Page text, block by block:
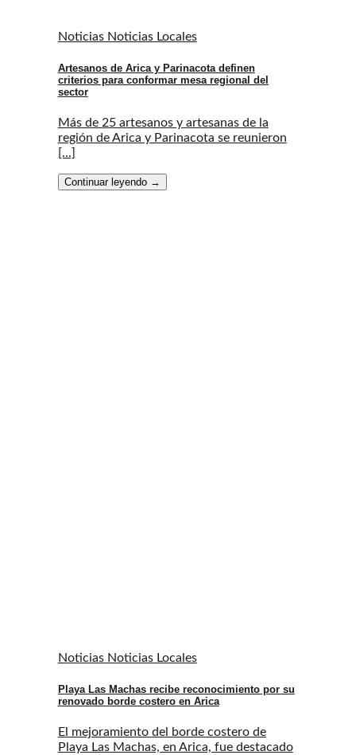
Noticias Noticias Locales
Artesanos de Arica y Parinacota definen
criterios para conformar mesa regional del
sector
Más de 25 artesanos y artesanas de la
región de Arica y Parinacota se reunieron
[...]
Continuar leyendo →
Noticias Noticias Locales
Playa Las Machas recibe reconocimiento por su
renovado borde costero en Arica
El mejoramiento del borde costero de
Playa Las Machas, en Arica, fue destacado